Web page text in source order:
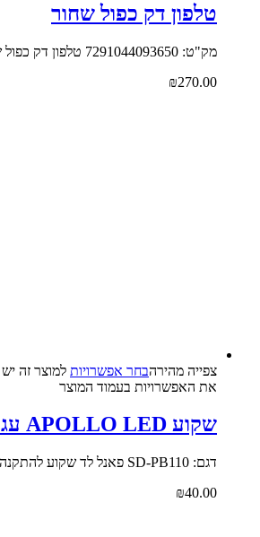
טלפון דק כפול שחור
מק"ט: 7291044093650 טלפון דק כפול שחור Vtech
₪270.00
צפייה‬ ‫מהירה‬בחר אפשרויות למוצר זה
את האפשרויות בעמוד המוצר
שקוע APOLLO LED עגול לתקרת גבס
דגם: SD-PB110 פאנל לד שקוע להתקנה קלה
₪40.00